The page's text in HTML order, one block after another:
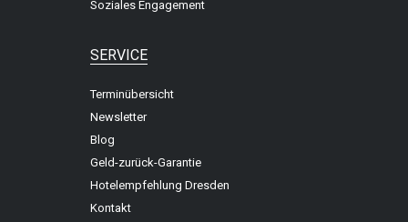
Soziales Engagement
SERVICE
Terminübersicht
Newsletter
Blog
Geld-zurück-Garantie
Hotelempfehlung Dresden
Kontakt